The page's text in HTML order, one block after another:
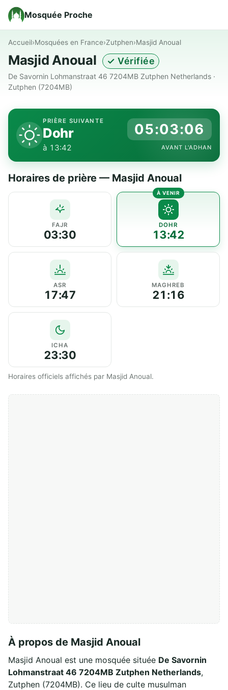
Mosquée Proche
Accueil›Mosquées en France›Zutphen›Masjid Anoual
Masjid Anoual ✓ Vérifiée
De Savornin Lohmanstraat 46 7204MB Zutphen Netherlands ·
Zutphen (7204MB)
PRIÈRE SUIVANTE
Dohr
à 13:42
05:03:06
AVANT L'ADHAN
Horaires de prière — Masjid Anoual
FAJR
03:30
DOHR
13:42
ASR
17:47
MAGHREB
21:16
ICHA
23:30
Horaires officiels affichés par Masjid Anoual.
À propos de Masjid Anoual
Masjid Anoual est une mosquée située De Savornin
Lohmanstraat 46 7204MB Zutphen Netherlands,
Zutphen (7204MB). Ce lieu de culte musulman